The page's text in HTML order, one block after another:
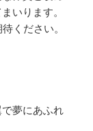
いります。
ください。
夢にあふれ